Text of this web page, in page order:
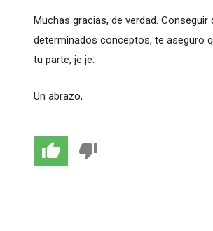
Muchas gracias, de verdad. Conseguir
determinados conceptos, te aseguro
tu parte, je je.
Un abrazo,